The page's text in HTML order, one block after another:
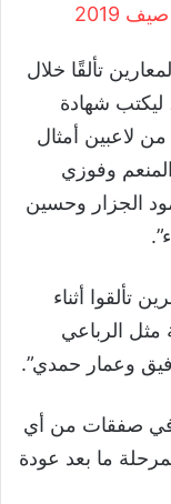
2019
تألقًا خلال
ليكتب شهادة
لاعبين أمثال
وفوزي
الجزار وحسين
”
.
تألقوا أثناء
مثل الرباعي
وعمار حمدي”
.
في صفقات من أي
ما بعد عودة